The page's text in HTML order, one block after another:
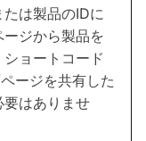
は製品のIDに
ジから製品を
ョートコード
ージを共有した
はありませ